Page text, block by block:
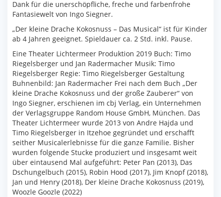
Dank für die unerschöpfliche, freche und farbenfrohe
Fantasiewelt von Ingo Siegner.
„Der kleine Drache Kokosnuss – Das Musical“ ist für Kinder
ab 4 Jahren geeignet. Spieldauer ca. 2 Std. inkl. Pause.
Eine Theater Lichtermeer Produktion 2019 Buch: Timo
Riegelsberger und Jan Radermacher Musik: Timo
Riegelsberger Regie: Timo Riegelsberger Gestaltung
Buhnenbild: Jan Radermacher Frei nach dem Buch „Der
kleine Drache Kokosnuss und der große Zauberer“ von
Ingo Siegner, erschienen im cbj Verlag, ein Unternehmen
der Verlagsgruppe Random House GmbH, München. Das
Theater Lichtermeer wurde 2013 von Andre Hajda und
Timo Riegelsberger in Itzehoe gegründet und erschafft
seither Musicalerlebnisse für die ganze Familie. Bisher
wurden folgende Stucke produziert und insgesamt weit
über eintausend Mal aufgeführt: Peter Pan (2013), Das
Dschungelbuch (2015), Robin Hood (2017), Jim Knopf (2018),
Jan und Henry (2018), Der kleine Drache Kokosnuss (2019),
Woozle Goozle (2022)